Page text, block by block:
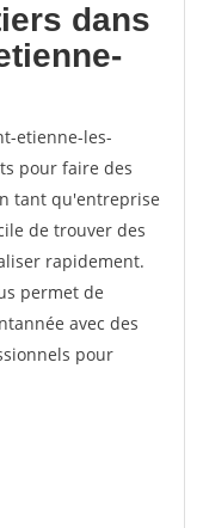
dans
etienne-les-
pour faire des
tant qu'entreprise
de trouver des
rapidement.
permet de
avec des
pour